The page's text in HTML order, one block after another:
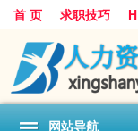
首 页 求职技巧
网站导航